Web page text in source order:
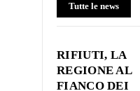
Tutte le news
RIFIUTI, LA
REGIONE AL
FIANCO DEI